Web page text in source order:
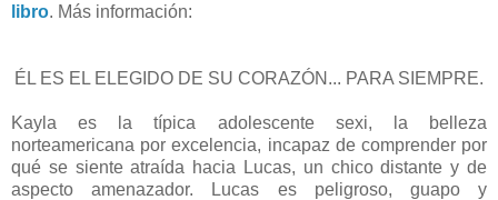
libro. Más información:
ÉL ES EL ELEGIDO DE SU CORAZÓN... PARA SIEMPRE.
Kayla es la típica adolescente sexi, la belleza
norteamericana por excelencia, incapaz de comprender por
qué se siente atraída hacia Lucas, un chico distante y de
aspecto amenazador. Lucas es peligroso, guapo y